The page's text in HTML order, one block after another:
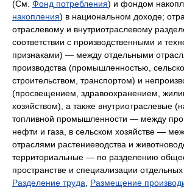
(См. Фонд потребления) и фондом
накопления) в национальном доходе;
отраслевому и внутриотраслевому
соответствии с производственными и
признаками) — между отдельными
производства (промышленностью,
строительством, транспортом) и
(просвещением, здравоохранением,
хозяйством), а также внутриотраслевые
топливной промышленности — между
нефти и газа, в сельском хозяйстве —
отраслями растениеводства и
территориальные — по разделению
пространстве и специализации
Разделение труда
Размещение